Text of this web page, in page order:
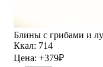
Блины с грибами и
Ккал: 714
Цена: +379₽